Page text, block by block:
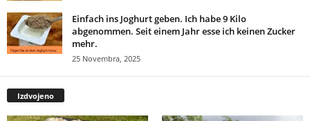
Einfach ins Joghurt geben. Ich habe 9 Kilo
abgenommen. Seit einem Jahr esse ich keinen Zucker
mehr.
25 Novembra, 2025
Izdvojeno